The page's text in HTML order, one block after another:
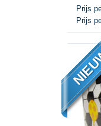
Prijs
Prijs